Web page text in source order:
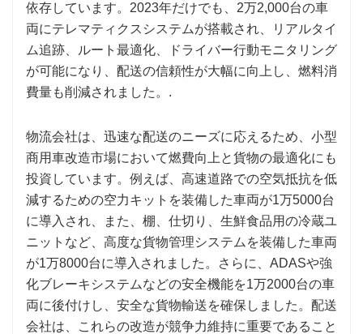
依存しています。2023年だけでも、2万2,000台の車
両にテレマティクスシステムが搭載され、リアルタイ
ム追跡、ルート最適化、ドライバー行動モニタリング
が可能になり、配送の信頼性が大幅に向上し、燃料消
費量も削減されました。.
物流会社は、迅速な配送のニーズに応えるため、小型
商用車改造市場において燃費向上と貨物の最適化にも
投資しています。例えば、高速道路での空気抵抗を低
減するための空力キットを装備した車両が1万5000台
に導入され、また、棚、仕切り、生鮮食品用の冷蔵ユ
ニットなど、高度な貨物管理システムを装備した車両
が1万8000台に導入されました。さらに、ADASや強
化ブレーキシステムなどの安全機能を1万2000台の車
両に後付けし、安全な貨物輸送を確保しました。配送
会社は、これらの改造が競争力維持に重要であること